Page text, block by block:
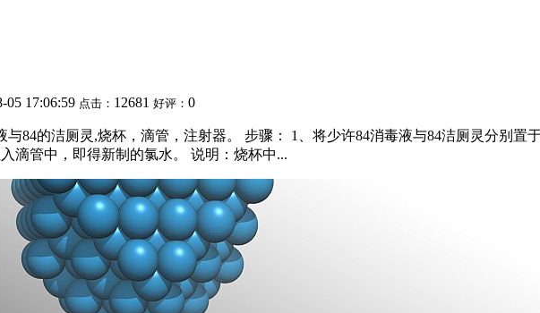
05 17:06:59 点击： 12681 好评： 0
84的洁厕灵,烧杯，滴管，注射器。 步骤： 1、将少许84消毒液与84洁厕灵分别置
滴管中，即得新制的氯水。 说明：烧杯中...